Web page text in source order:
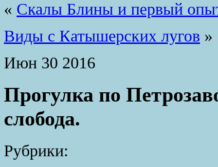
« Скалы Блины и первый
Виды с Катышерских лугов »
Июн 30 2016
Прогулка по
слобода.
Рубрики: